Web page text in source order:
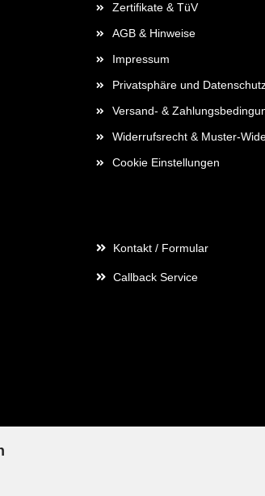
Zertifikate & TüV
AGB & Hinweise
Impressum
Privatsphäre und
Versand- &
Widerrufsrecht & Muster-
Cookie Einstellungen
Kontakt / Formular
Callback Service